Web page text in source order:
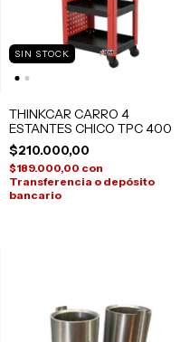
SIN STOCK
THINKCAR CARRO 4
ESTANTES CHICO TPC 400
$210.000,00
$189.000,00 con
Transferencia o depósito
bancario